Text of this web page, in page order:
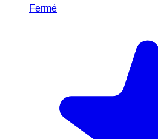
Fermé